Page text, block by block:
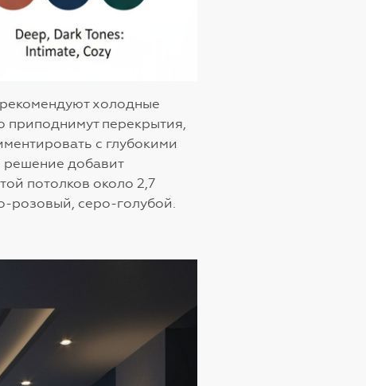
холодные
перекрытия,
с глубокими
решение добавит
потолков около 2,7
розовый, серо-голубой.